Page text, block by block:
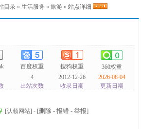
目录 »生活服务 »旅游 » 站点详细
百度权重 搜狗权重
360权重
4
出站次数
2012-12-26
收录日期
2026-08-04
更新日期
[认领网站] - [删除 - 报错 - 举报]